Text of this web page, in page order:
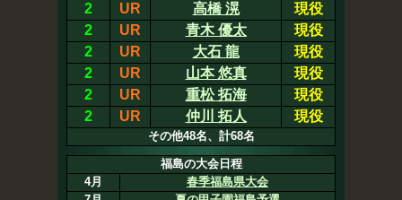
2
UR 高橋 滉
現役
2
UR 青木 優太
現役
2
UR 大石 龍
現役
2
UR 山本 悠真
現役
2
UR 重松 拓海
現役
2
UR 仲川 拓人 現役
その他48名、計68名
福島の大会日程
4月
春季福島県大会